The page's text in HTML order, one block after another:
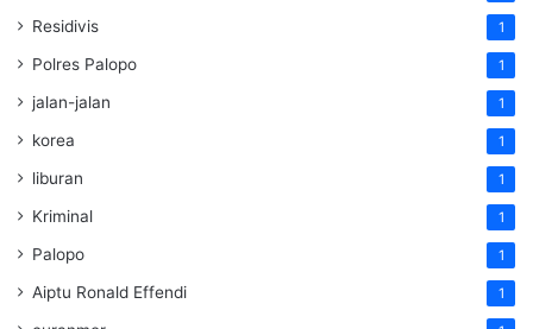
Residivis 1
Polres Palopo 1
jalan-jalan 1
korea 1
liburan 1
Kriminal 1
Palopo 1
Aiptu Ronald Effendi 1